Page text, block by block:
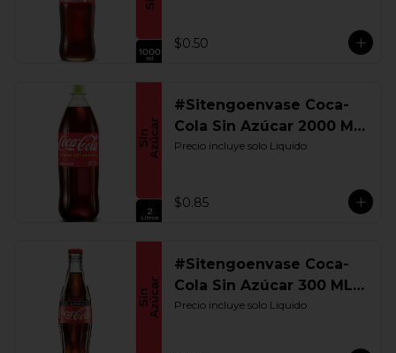
$0.50
#Sitengoenvase Coca-
Cola Sin Azúcar 2000 ML.
Retornable
Precio incluye solo Liquido
$0.85
#Sitengoenvase Coca-
Cola Sin Azúcar 300 ML.
Retornable
Precio incluye solo Liquido